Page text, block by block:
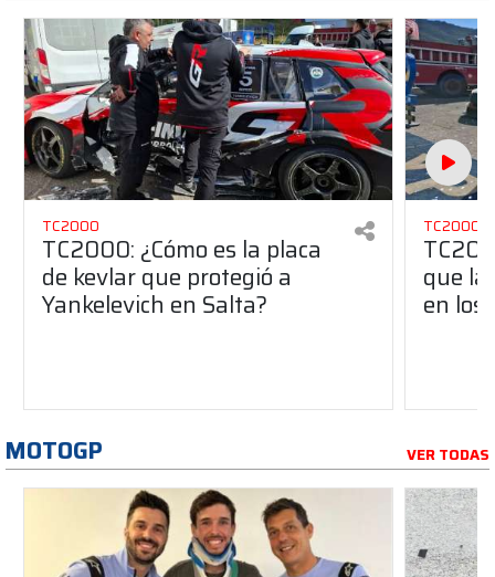
TC2000
TC2000: ¿Cómo es la placa
de kevlar que protegió a
Yankelevich en Salta?
TC2000
que
en los
MOTOGP VER TODAS